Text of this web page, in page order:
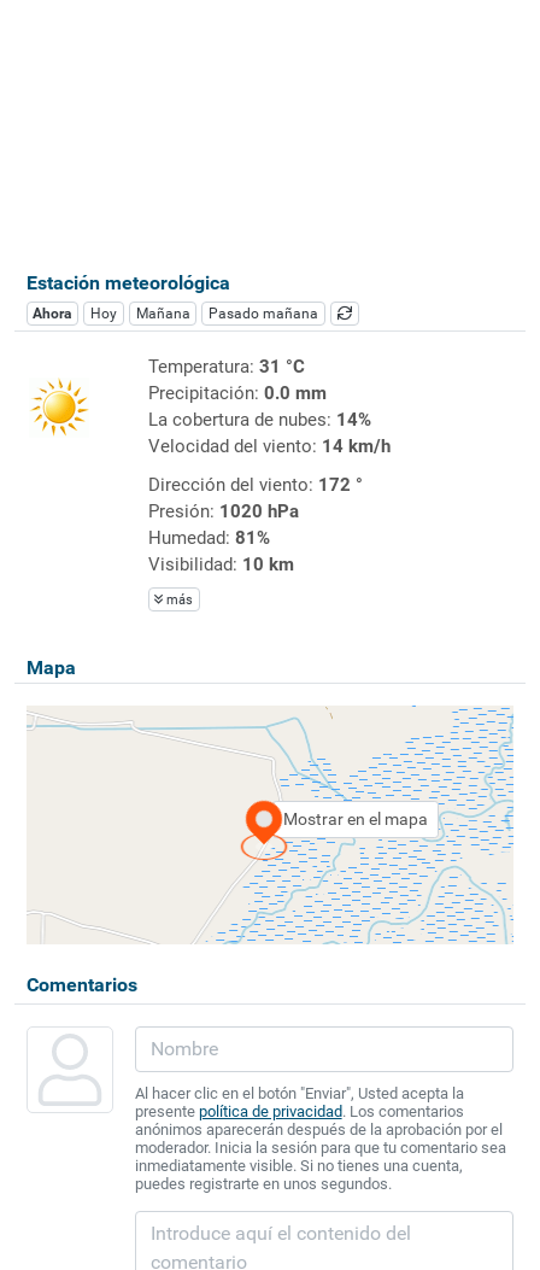
Estación meteorológica
Ahora Hoy Mañana Pasado mañana
Temperatura: 31 °C
Precipitación: 0.0 mm
La cobertura de nubes: 14%
Velocidad del viento: 14 km/h
Dirección del viento: 172 °
Presión: 1020 hPa
Humedad: 81%
Visibilidad: 10 km
más
Mapa
Mostrar en el mapa
Comentarios
Al hacer clic en el botón "Enviar", Usted acepta la
presente política de privacidad. Los comentarios
anónimos aparecerán después de la aprobación por el
moderador. Inicia la sesión para que tu comentario sea
inmediatamente visible. Si no tienes una cuenta,
puedes registrarte en unos segundos.